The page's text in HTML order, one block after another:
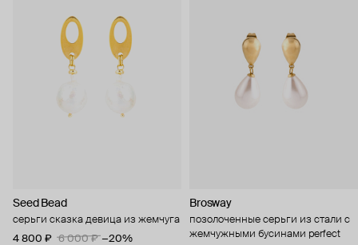
Seed Bead
серьги сказка девица из жемчуга
4 800 ₽
6 000 ₽ −20%
Brosway
позолоченные серьги из стали с
жемчужными бусинами perfect